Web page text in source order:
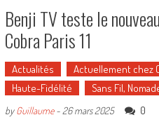
Benji TV teste le
Cobra Paris 11
Actualités Actuellement chez
Haute-Fidélité
Sans Fil,
byGuillaume- 26 mars 2025 0